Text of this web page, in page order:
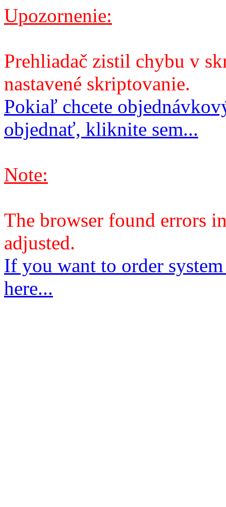
Upozornenie:
Prehliadač zistil chybu v
nastavené skriptovanie.
Pokiaľ chcete
objednať, kliknite sem...
Note:
The browser found errors
adjusted.
If you want to order
here...